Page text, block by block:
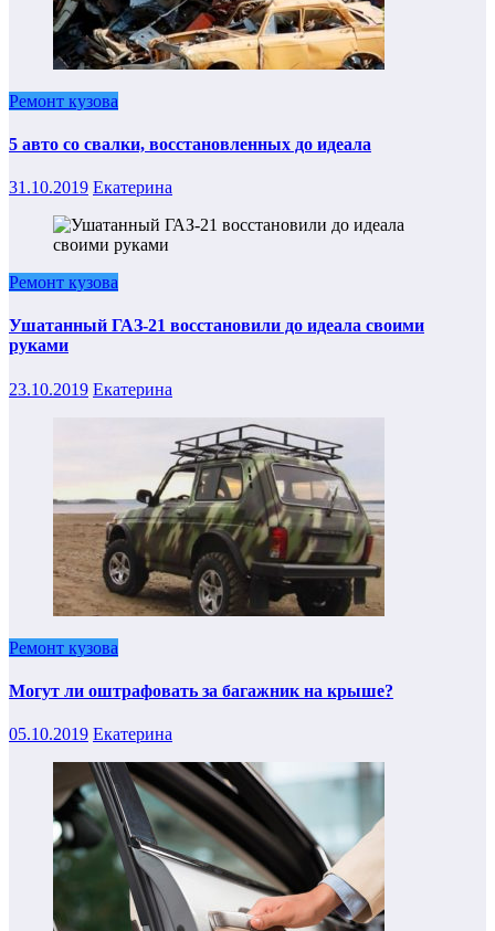
Ремонт кузова
5 авто со свалки, восстановленных до идеала
31.10.2019 Екатерина
Ремонт кузова
Ушатанный ГАЗ-21 восстановили до идеала своими
руками
23.10.2019 Екатерина
Ремонт кузова
Могут ли оштрафовать за багажник на крыше?
05.10.2019 Екатерина